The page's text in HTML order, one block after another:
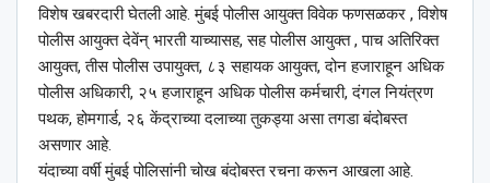
विशेष खबरदारी घेतली आहे. मुंबई पोलीस आयुक्त विवेक फणसळकर , विशेष
पोलीस आयुक्त देवेंन् भारती याच्यासह, सह पोलीस आयुक्त , पाच अतिरिक्त
आयुक्त, तीस पोलीस उपायुक्त, ८३ सहायक आयुक्त, दोन हजाराहून अधिक
पोलीस अधिकारी, २५ हजाराहून अधिक पोलीस कर्मचारी, दंगल नियंत्रण
पथक, होमगार्ड, २६ केंद्राच्या दलाच्या तुकड्या असा तगडा बंदोबस्त
असणार आहे.
यंदाच्या वर्षी मुंबई पोलिसांनी चोख बंदोबस्त रचना करून आखला आहे.